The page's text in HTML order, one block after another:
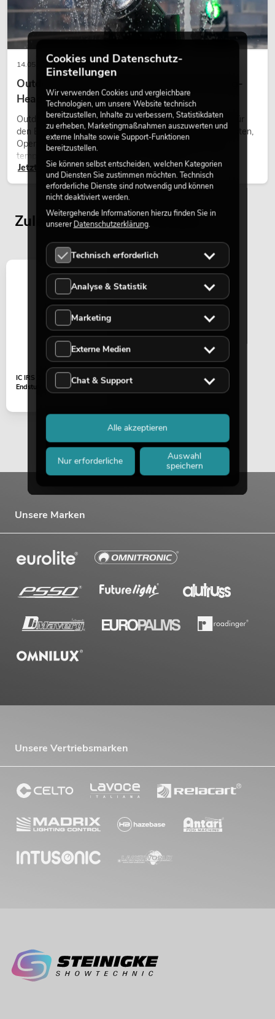
549,00€
PSSO PA Set PRO S MK2
No. 20000456Artikel nicht mehr verfügbar
PSSO PA Set PRO M MK2
No. 20000457Artikel nicht mehr verfügbar
No. 20000745Artikel nicht mehr verfügbar
14.05.2026
Outdoor Moving-Heads: Wetterfeste Moving-
Heads bei Events
Outdoor Moving-Heads sind bewegliche Scheinwerfer für
den Einsatz im Freien. Sie werden bei Festivals, Stadtfesten,
Open-Air-Konzerten, Architekturinszenierungen und
temporären Außeninstallationen eingesetzt.
Jetzt lesen
Zuletzt angesehene Artikel
IC IRS 2092 SPBF Klasse D
Endstufe
Unsere Marken
Unsere Vertriebsmarken
Cookies und Datenschutz-
Einstellungen
Wir verwenden Cookies und vergleichbare
Technologien, um unsere Website technisch
bereitzustellen, Inhalte zu verbessern, Statistikdaten
zu erheben, Marketingmaßnahmen auszuwerten und
externe Inhalte sowie Support-Funktionen
bereitzustellen.
Sie können selbst entscheiden, welchen Kategorien
und Diensten Sie zustimmen möchten. Technisch
erforderliche Dienste sind notwendig und können
nicht deaktiviert werden.
Weitergehende Informationen hierzu finden Sie in
unsererDatenschutzerklärung.
Technisch erforderlich
Analyse & Statistik
Marketing
Externe Medien
Chat & Support
Nur erforderliche
Auswahl
speichern
Alle akzeptieren